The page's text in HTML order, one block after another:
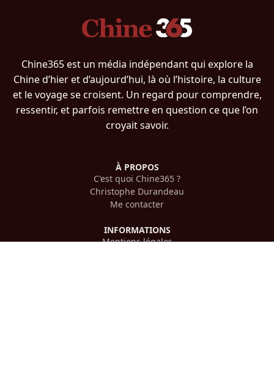
Chine365 est un média indépendant qui explore la
Chine d’hier et d’aujourd’hui, là où l’histoire, la culture
et le voyage se croisent. Un regard pour comprendre,
ressentir, et parfois remettre en question ce que l’on
croyait savoir.
À PROPOS
C'est quoi Chine365 ?
Christophe Durandeau
Me contacter
INFORMATIONS
Mentions légales